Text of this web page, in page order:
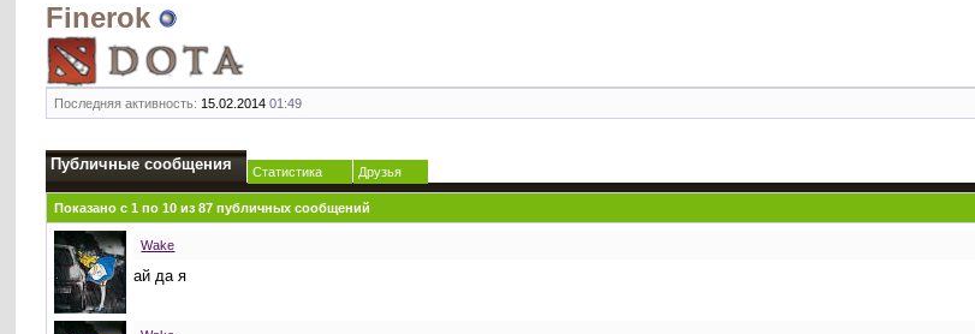
Finerok
Последняя активность: 15.02.201401:49
Публичные сообщения Статистика Друзья
Показано с 1 по10 из87 публичных сообщений
Wake
ай да я